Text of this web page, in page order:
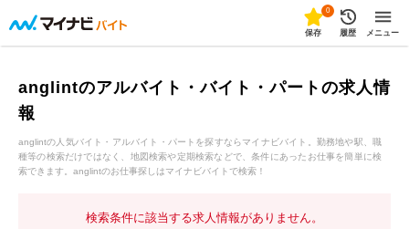
0
保存 履歴 メニュー
anglintのアルバイト・バイト・パートの求人情
報
anglintの人気バイト・アルバイト・パートを探すならマイナビバイト。勤務地や駅、職
種等の検索だけではなく、地図検索や定期検索などで、条件にあったお仕事を簡単に検
索できます。anglintのお仕事探しはマイナビバイトで検索！
検索条件に該当する求人情報がありません。